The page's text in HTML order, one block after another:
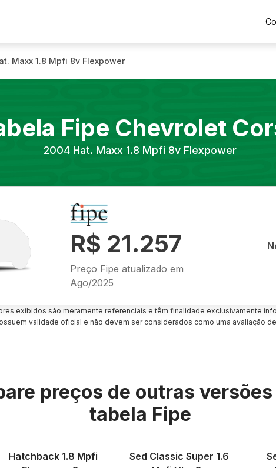
Maxx 1.8 Mpfi 8v Flexpower
Fipe Chevrolet
2004 Hat. Maxx 1.8 Mpfi 8v Flexpower
R$ 21.257
Preço Fipe atualizado em
Ago/2025
exibidos são meramente referenciais e têm finalidade exclusivamente
validade oficial e não devem ser considerados como uma avaliação
preços de outras versões
tabela Fipe
Hatchback 1.8 Mpfi
Sed Classic Super 1.6